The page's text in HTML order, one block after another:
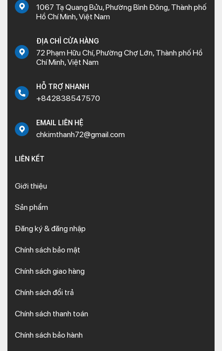
1067 Tạ Quang Bửu, Phường Bình Đông, Thành phố
Hồ Chí Minh, Việt Nam
ĐỊA CHỈ CỬA HÀNG
72 Phạm Hữu Chí, Phường Chợ Lớn, Thành phố Hồ
Chí Minh, Việt Nam
HỖ TRỢ NHANH
+842838547570
EMAIL LIÊN HỆ
chkimthanh72@gmail.com
LIÊN KẾT
Giới thiệu
Sản phẩm
Đăng ký & đăng nhập
Chính sách bảo mật
Chính sách giao hàng
Chính sách đổi trả
Chính sách thanh toán
Chính sách bảo hành